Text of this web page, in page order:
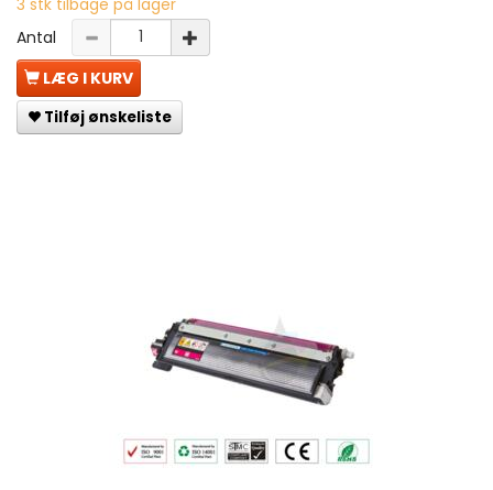
Antal
LÆG I KURV
Tilføj ønskeliste